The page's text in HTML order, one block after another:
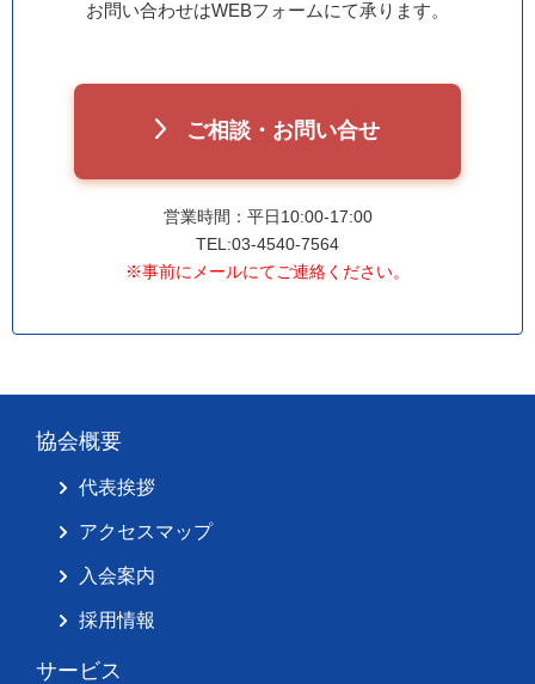
お問い合わせはWEBフォームにて承ります。
ご相談・お問い合せ
営業時間：平日10:00-17:00
TEL:03-4540-7564
※事前にメールにてご連絡ください。
協会概要
代表挨拶
アクセスマップ
入会案内
採用情報
サービス